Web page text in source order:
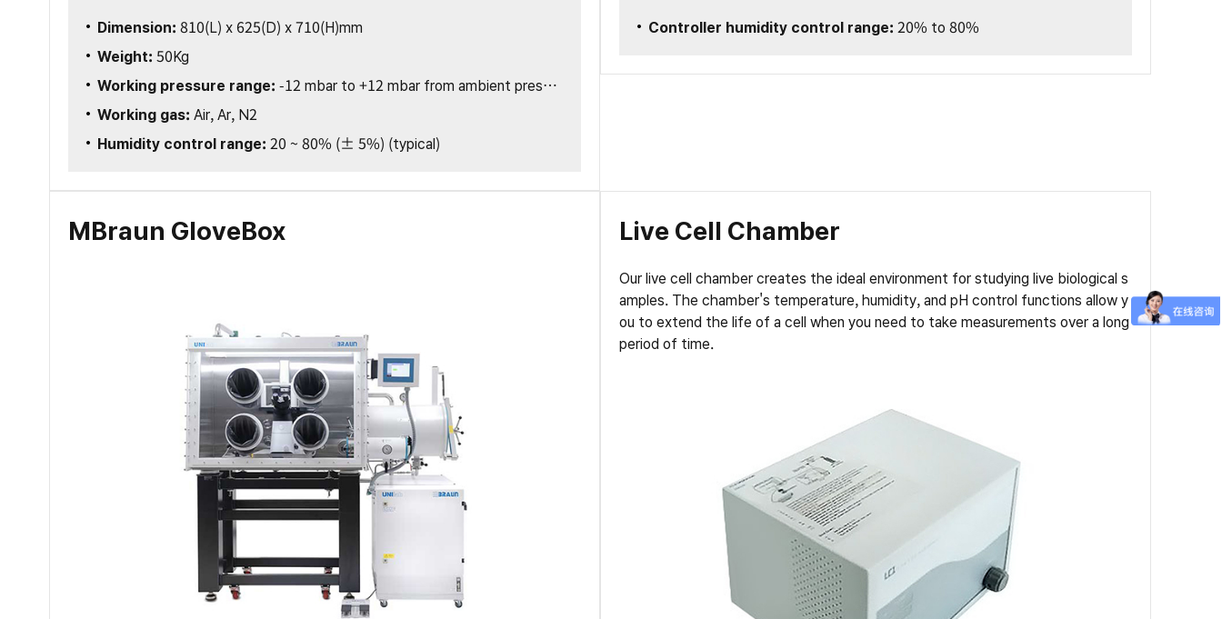
Dimension: 810(L) x 625(D) x 710(H)mm
Weight: 50Kg
Working pressure range: -12 mbar to +12 mbar from ambient pressure
Working gas: Air, Ar, N2
Humidity control range: 20 ~ 80% (± 5%) (typical)
Controller humidity control range: 20% to 80%
MBraun GloveBox Live Cell Chamber
Our live cell chamber creates the ideal environment for studying live biological s
amples. The chamber's temperature, humidity, and pH control functions allow y
ou to extend the life of a cell when you need to take measurements over a long
period of time.